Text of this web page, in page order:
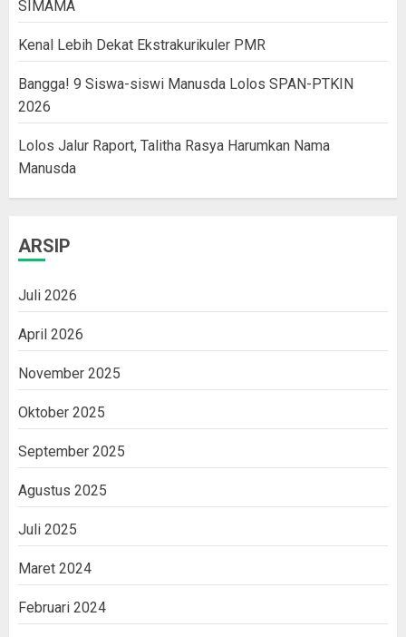
SIMAMA
Kenal Lebih Dekat Ekstrakurikuler PMR
Bangga! 9 Siswa-siswi Manusda Lolos SPAN-PTKIN
2026
Lolos Jalur Raport, Talitha Rasya Harumkan Nama
Manusda
ARSIP
Juli 2026
April 2026
November 2025
Oktober 2025
September 2025
Agustus 2025
Juli 2025
Maret 2024
Februari 2024